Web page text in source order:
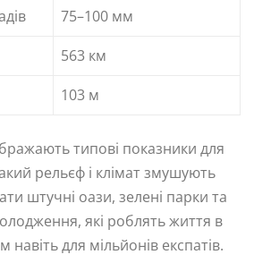
75–100 мм
563 км
103 м
типові показники для
рельєф і клімат змушують
штучні оази, зелені парки та
які роблять життя в
навіть для мільйонів експатів.